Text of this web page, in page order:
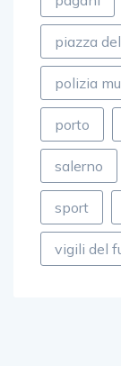
piazza
polizia
porto
salerno
sport
vigili del